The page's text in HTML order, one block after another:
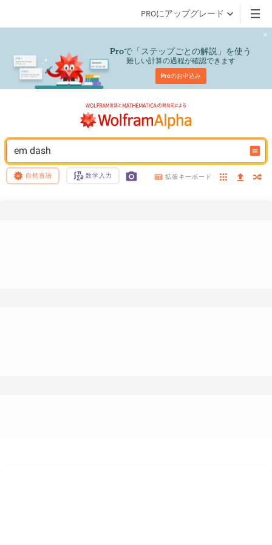
PROにアップグレード
Proで「ステップごとの解説」を使う
難しい計算の過程が確認できます
Proのお申込み
em dash
自然言語 数学入力 拡張キーボード